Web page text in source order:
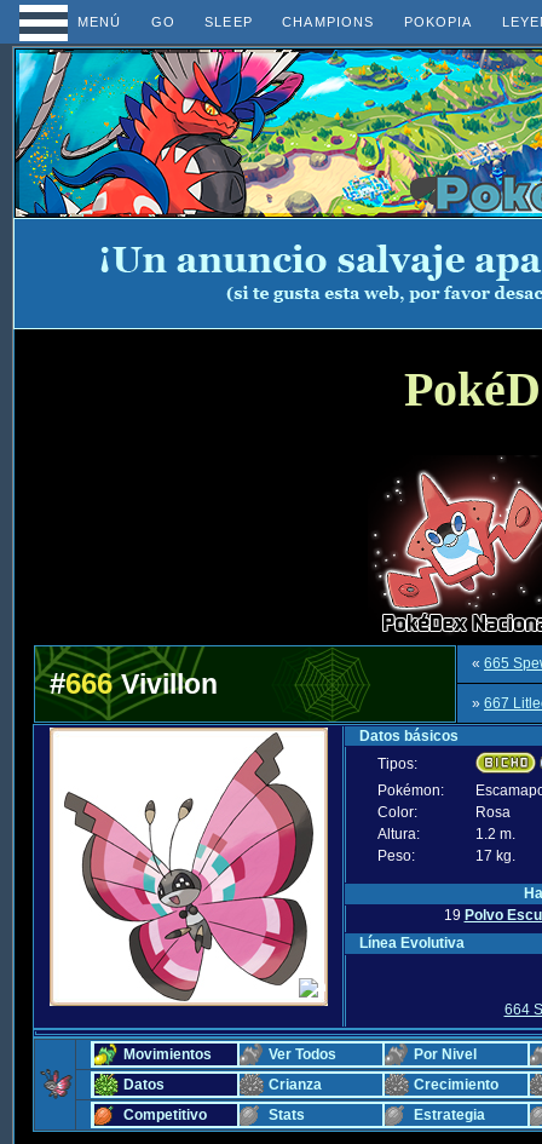
MENÚ GO SLEEP CHAMPIONS POKOPIA
#666 Vivillon
« 665
» 667
Datos básicos
Tipos:
Pokémon:
Color:
Rosa
Altura:
1.2 m.
Peso:
17 kg.
19 Polvo
Línea Evolutiva
664
Movimientos Ver Todos
Por Nivel
Datos
Crianza
Crecimiento
Competitivo
Stats Estrategia